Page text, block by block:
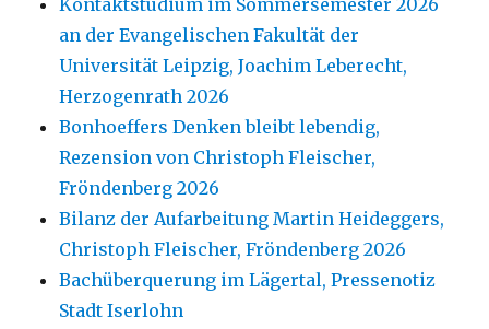
Kontaktstudium im Sommersemester 2026
an der Evangelischen Fakultät der
Universität Leipzig, Joachim Leberecht,
Herzogenrath 2026
Bonhoeffers Denken bleibt lebendig,
Rezension von Christoph Fleischer,
Fröndenberg 2026
Bilanz der Aufarbeitung Martin Heideggers,
Christoph Fleischer, Fröndenberg 2026
Bachüberquerung im Lägertal, Pressenotiz
Stadt Iserlohn